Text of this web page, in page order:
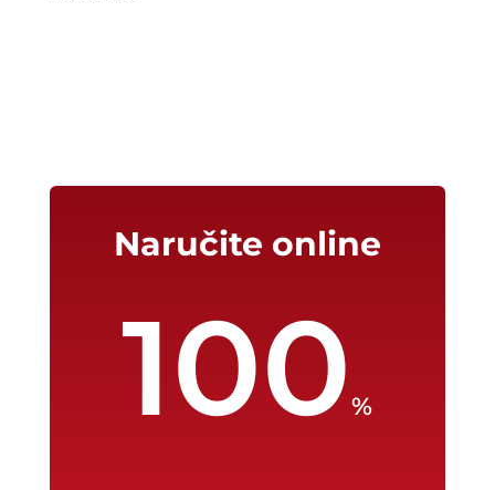
Naručite online
100%